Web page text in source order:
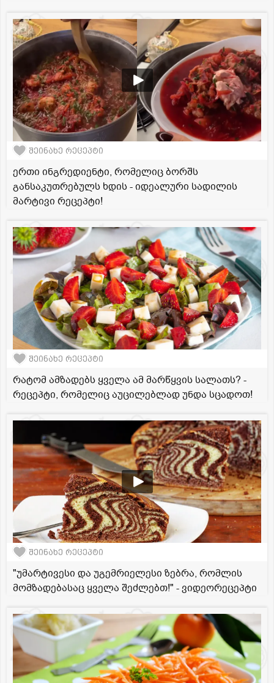
შეინახე რეცეპტი
ერთი ინგრედიენტი, რომელიც ბორშს
განსაკუთრებულს ხდის - იდეალური სადილის
მარტივი რეცეპტი!
შეინახე რეცეპტი
რატომ ამზადებს ყველა ამ მარწყვის სალათს? -
რეცეპტი, რომელიც აუცილებლად უნდა სცადოთ!
შეინახე რეცეპტი
"უმარტივესი და უგემრიელესი ზებრა, რომლის
მომზადებასაც ყველა შეძლებთ!" - ვიდეორეცეპტი